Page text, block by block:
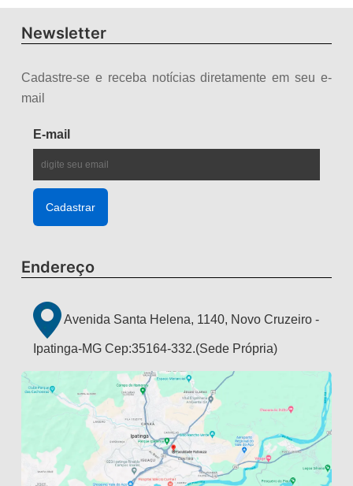
Newsletter
Cadastre-se e receba notícias diretamente em seu e-
mail
E-mail
Endereço
Avenida Santa Helena, 1140, Novo Cruzeiro -
Ipatinga-MG Cep:35164-332.(Sede Própria)